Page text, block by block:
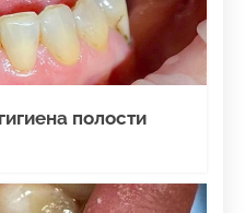
полости